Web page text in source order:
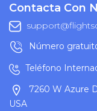
Contacta Con
Número
Teléfono
7260 W Azure
USA